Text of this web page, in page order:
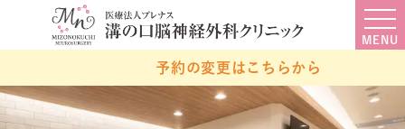
MENU
予約の変更はこちらから